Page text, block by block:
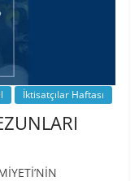
İktisatçılar Haftası